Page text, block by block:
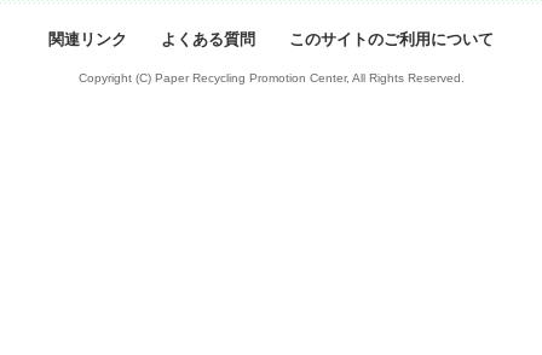
関連リンク よくある質問 このサイトのご利用について
Copyright (C) Paper Recycling Promotion Center, All Rights Reserved.